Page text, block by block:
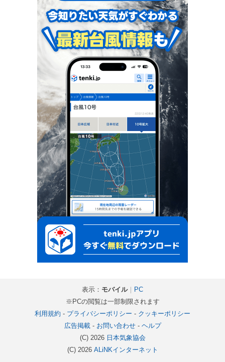
表示： モバイル｜
PC
※PCの閲覧は一部制限されます
利用規約 - プライバシーポリシー - クッキーポリシー
広告掲載- お問い合わせ- ヘルプ
(C) 2026 日本気象協会
(C) 2026 ALiNKインターネット